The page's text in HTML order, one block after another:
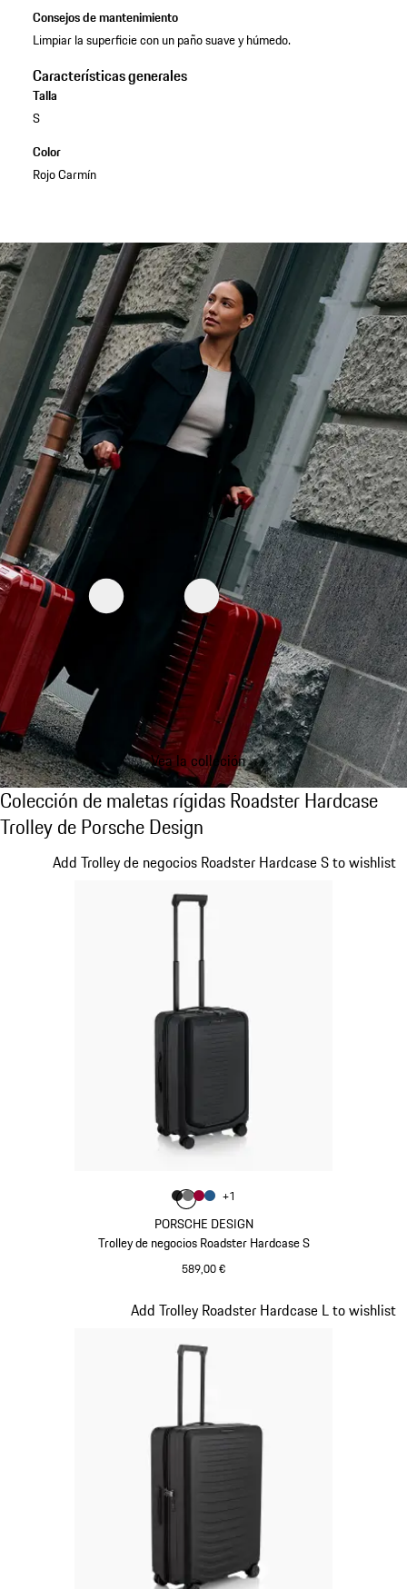
Consejos de mantenimiento
Limpiar la superficie con un paño suave y húmedo.
Características generales
Talla
S
Color
Rojo Carmín
Vea la colleción
Colección de maletas rígidas Roadster
Colección de maletas rígidas Roadster Hardcase
Trolley de Porsche Design
PORSCHE DESIGN
Trolley de negocios Roadster Hardcase S
589,00 €
Add Trolley de negocios Roadster Hardcase S to wishlist
Diapositiva 1 de 20
Color
ColorNegro Mate
Color Gris Nardo
ColorRojo Carmín
Color
+1
Add Trolley Roadster Hardcase L to wishlist